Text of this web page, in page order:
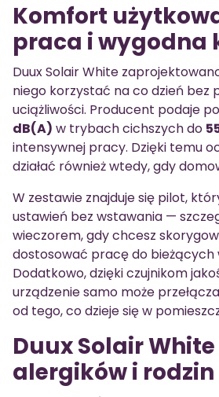
Komfort
praca i wygodna
Duux Solair White
niego korzystać na co dzień bez
uciążliwości. Producent podaje
dB(A) w trybach cichszych do
intensywnej pracy. Dzięki temu
działać również wtedy, gdy
W zestawie znajduje się pilot,
ustawień bez wstawania —
wieczorem, gdy chcesz
dostosować pracę do bieżących
Dodatkowo, dzięki czujnikom
urządzenie samo może
od tego, co dzieje się w
Duux Solair
alergików i rodzin